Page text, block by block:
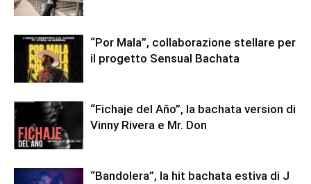
“Por Mala”, collaborazione stellare per
il progetto Sensual Bachata
“Fichaje del Año”, la bachata version di
Vinny Rivera e Mr. Don
“Bandolera”, la hit bachata estiva di J